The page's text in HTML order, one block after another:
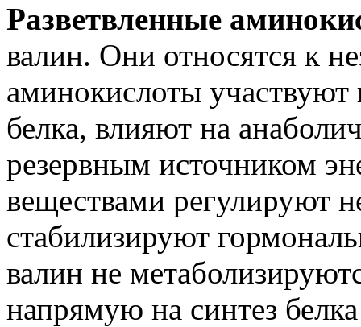
Разветвленные
валин. Они относятся к
аминокислоты
белка, влияют на
резервным источником
веществами регулируют
стабилизируют
валин не
напрямую на синтез